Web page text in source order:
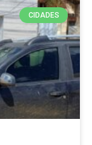
CIDADES